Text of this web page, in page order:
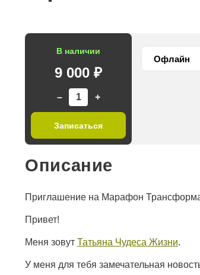
В наличии
9 000 ₽
– +
Записаться
Описание
Приглашение на Марафон
Привет!
Меня зовут Татьяна Чудеса Жизни.
У меня для тебя замечательная